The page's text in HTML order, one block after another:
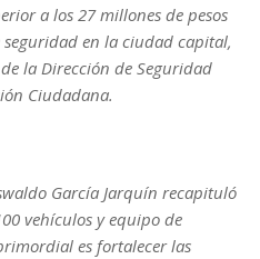
a los 27 millones de pesos
en la ciudad capital,
la Dirección de Seguridad
Ciudadana.
García Jarquín recapituló
vehículos y equipo de
es fortalecer las